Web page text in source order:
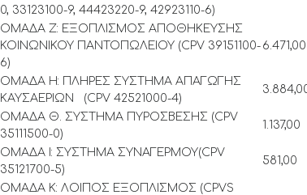
0, 33123100-9, 44423220-9, 42923110-6)
ΟΜΑΔΑ Ζ: ΕΞΟΠΛΙΣΜΟΣ ΑΠΟΘΗΚΕΥΣΗΣ
ΚΟΙΝΩΝΙΚΟΥ ΠΑΝΤΟΠΩΛΕΙΟΥ (CPV 39151100-
6)
6.471,00
OMAΔΑ Η: ΠΛΗΡΕΣ ΣΥΣΤΗΜΑ ΑΠΑΓΩΓΗΣ
ΚΑΥΣΑΕΡΙΩΝ (CPV 42521000-4)
ΟΜΑΔΑ Θ. ΣΥΣΤΗΜΑ ΠΥΡΟΣΒΕΣΗΣ (CPV
35111500-0)
1.137,00
ΟΜΑΔΑ Ι: ΣΥΣΤΗΜΑ ΣΥΝΑΓΕΡΜΟΥ(CPV
35121700-5)
581,00
ΟΜΑΔΑ Κ: ΛΟΙΠΟΣ ΕΞΟΠΛΙΣΜΟΣ (CPVS